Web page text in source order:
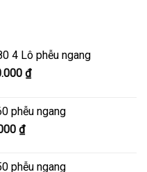
4 Lô phễu ngang
₫Khoảng
8.500.000 ₫
phễu ngang
₫Khoảng
từ
phễu ngang